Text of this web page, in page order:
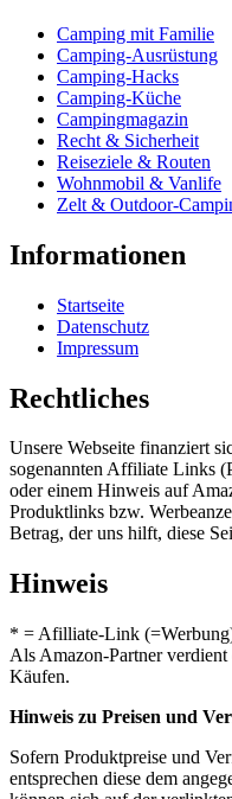
Camping mit Familie
Camping-Ausrüstung
Camping-Hacks
Camping-Küche
Campingmagazin
Recht & Sicherheit
Reiseziele & Routen
Wohnmobil & Vanlife
Zelt & Outdoor-
Informationen
Startseite
Datenschutz
Impressum
Rechtliches
Unsere Webseite finanziert
sogenannten Affiliate Links
oder einem Hinweis auf
Produktlinks bzw.
Betrag, der uns hilft, diese
Hinweis
* = Afilliate-Link
Als Amazon-Partner
Käufen.
Hinweis zu Preisen und
Sofern Produktpreise und
entsprechen diese dem